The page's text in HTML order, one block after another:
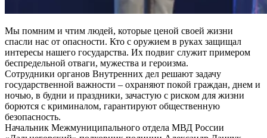
Мы помним и чтим людей, которые ценой своей жизни
спасли нас от опасности. Кто с оружием в руках защищал
интересы нашего государства. Их подвиг служит примером
беспредельной отваги, мужества и героизма.
Сотрудники органов Внутренних дел решают задачу
государственной важности – охраняют покой граждан, днем и
ночью, в будни и праздники, зачастую с риском для жизни
борются с криминалом, гарантируют общественную
безопасность.
Начальник Межмуниципального отдела МВД России